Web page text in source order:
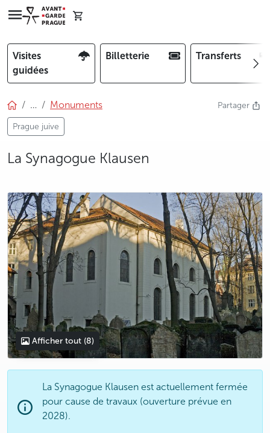
Visites
guidées
Billetterie Transferts
… Monuments
Prague juive
Partager
La Synagogue Klausen
photo 5
photo 6
photo 7
photo 8
Afficher tout (8)
La Synagogue Klausen est actuellement fermée
pour cause de travaux (ouverture prévue en
2028).